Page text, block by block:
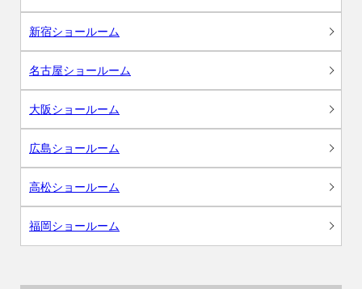
新宿ショールーム
名古屋ショールーム
大阪ショールーム
広島ショールーム
高松ショールーム
福岡ショールーム